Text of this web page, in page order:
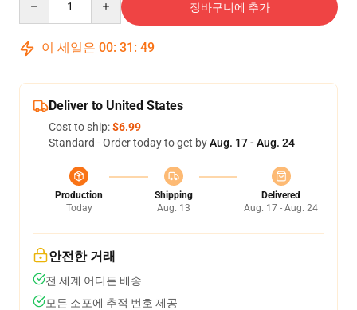
장바구니에 추가
이 세일은 00: 31 : 48
Deliver to United States
Cost to ship:$6.99
Standard - Order today to get byAug. 17 - Aug. 24
Production
Today
Shipping
Aug. 13
Delivered
Aug. 17 - Aug. 24
안전한 거래
전 세계 어디든 배송
모든 소포에 추적 번호 제공